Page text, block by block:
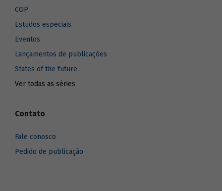
COP
Estudos especiais
Eventos
Lançamentos de publicações
States of the future
Ver todas as séries
Contato
Fale conosco
Pedido de publicação